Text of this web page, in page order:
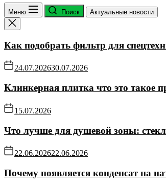
Меню Поиск Актуальные новости
Как подобрать фильтр для
24.07.202630.07.2026
Клинкерная плитка что это такое
15.07.2026
Что лучше для душевой зоны:
22.06.202622.06.2026
Почему появляется конденсат на